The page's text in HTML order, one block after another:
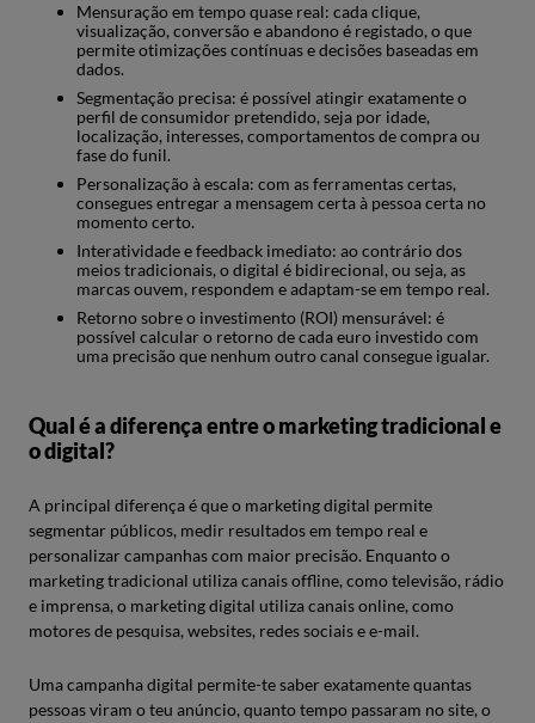
Mensuração em tempo quase real: cada clique,
visualização, conversão e abandono é registado, o que
permite otimizações contínuas e decisões baseadas em
dados.
Segmentação precisa: é possível atingir exatamente o
perfil de consumidor pretendido, seja por idade,
localização, interesses, comportamentos de compra ou
fase do funil.
Personalização à escala: com as ferramentas certas,
consegues entregar a mensagem certa à pessoa certa no
momento certo.
Interatividade e feedback imediato: ao contrário dos
meios tradicionais, o digital é bidirecional, ou seja, as
marcas ouvem, respondem e adaptam-se em tempo real.
Retorno sobre o investimento (ROI) mensurável: é
possível calcular o retorno de cada euro investido com
uma precisão que nenhum outro canal consegue igualar.
Qual é a diferença entre o marketing tradicional e
o digital?
A principal diferença é que o marketing digital permite
segmentar públicos, medir resultados em tempo real e
personalizar campanhas com maior precisão. Enquanto o
marketing tradicional utiliza canais offline, como televisão, rádio
e imprensa, o marketing digital utiliza canais online, como
motores de pesquisa, websites, redes sociais e e-mail.
Uma campanha digital permite-te saber exatamente quantas
pessoas viram o teu anúncio, quanto tempo passaram no site, o